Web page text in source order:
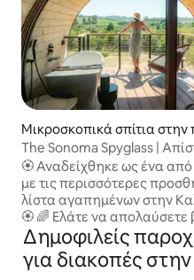
Μικροσκοπικά σπίτια στην
λη Sebastopol
The Sonoma Spyglass |
σάουνα
🏵️ Αναδείχθηκε ως ένα
με τις περισσότερες
λίστα αγαπημένων στην
🏵️ 🌈 Ελάτε να απολαύσετε βαθιά
ξεκούραση, ρομαντισμό και
αναζωογόνηση! ❤️ 🌺 Το Sonoma
Spyglass είναι ένα
Δημοφιλείς
για διακοπές